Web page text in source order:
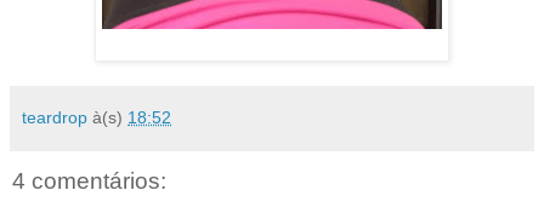
teardrop à(s) 18:52
4 comentários: